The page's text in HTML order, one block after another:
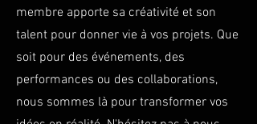
membre apporte sa créativité et son
talent pour donner vie à vos projets. Que
soit pour des événements, des
performances ou des collaborations,
nous sommes là pour transformer vos